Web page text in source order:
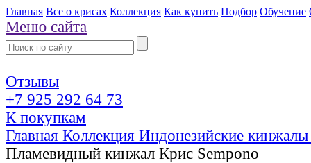
Главная Все о крисах Коллекция Как купить Подбор Обучение
Меню сайта
Отзывы
+7 925 292 64 73
К покупкам
Главная Коллекция Индонезийские
Пламевидный кинжал Крис Sempono